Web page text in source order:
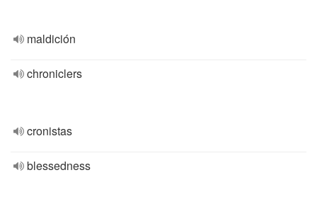
maldición
chroniclers
cronistas
blessedness